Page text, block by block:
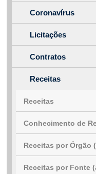
Coronavírus
Licitações
Contratos
Receitas
Receitas
Conhecimento de
Receitas por Órgão
Receitas por Fonte